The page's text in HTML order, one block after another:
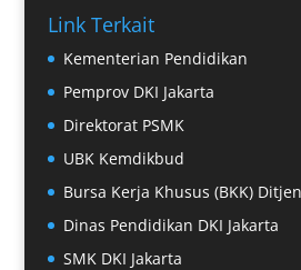
Link Terkait
Kementerian Pendidikan
Pemprov DKI Jakarta
Direktorat PSMK
UBK Kemdikbud
Bursa Kerja Khusus (BKK)
Dinas Pendidikan DKI Jakarta
SMK DKI Jakarta